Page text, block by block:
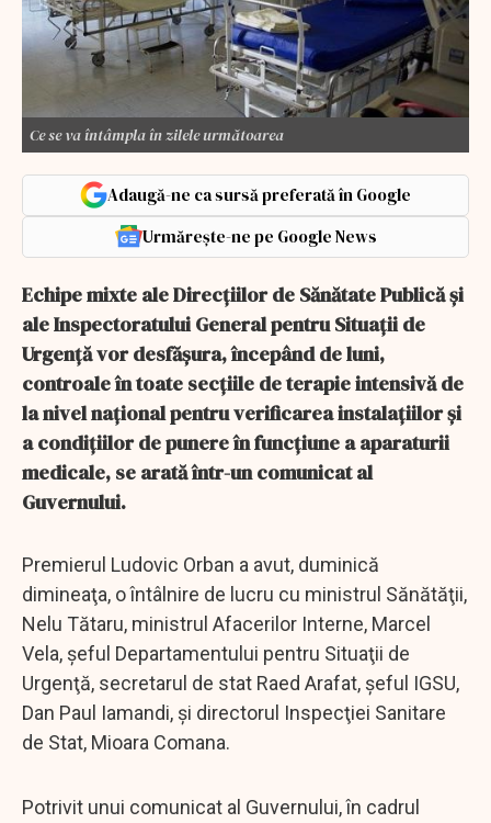
Ce se va întâmpla în zilele următoarea
Adaugă-ne ca sursă preferată în Google
Urmărește-ne pe Google News
Echipe mixte ale Direcţiilor de Sănătate Publică şi
ale Inspectoratului General pentru Situaţii de
Urgenţă vor desfăşura, începând de luni,
controale în toate secţiile de terapie intensivă de
la nivel naţional pentru verificarea instalaţiilor şi
a condiţiilor de punere în funcţiune a aparaturii
medicale, se arată într-un comunicat al
Guvernului.
Premierul Ludovic Orban a avut, duminică
dimineaţa, o întâlnire de lucru cu ministrul Sănătăţii,
Nelu Tătaru, ministrul Afacerilor Interne, Marcel
Vela, şeful Departamentului pentru Situaţii de
Urgenţă, secretarul de stat Raed Arafat, şeful IGSU,
Dan Paul Iamandi, şi directorul Inspecţiei Sanitare
de Stat, Mioara Comana.
Potrivit unui comunicat al Guvernului, în cadrul